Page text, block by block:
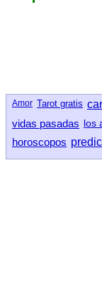
Amor Tarot gratis
vidas pasadas los
horoscopos